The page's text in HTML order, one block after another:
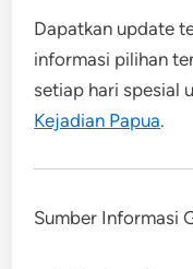
Dapatkan update
informasi pilihan
setiap hari spesial
Kejadian Papua.
Sumber Informasi